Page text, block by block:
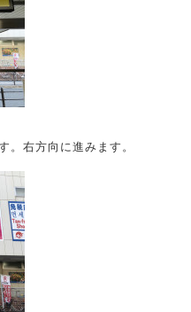
右方向に進みます。